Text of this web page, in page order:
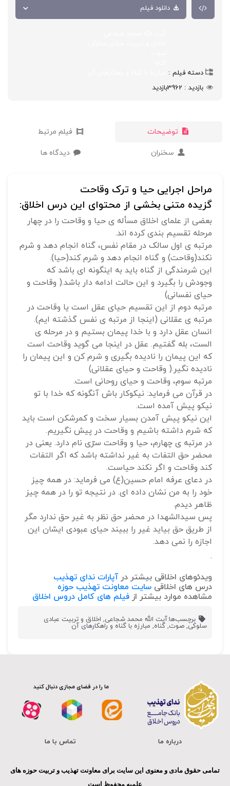
دانلود فیلم
دسته فیلم
بازدید
3962بازدید
توضیحات فیلم مرتبط
سخنران دیدگاه ها
مراحل اجرایی حیا و ترک وقاحت
گزیده متنی بخشی از محتوای این درس اخلاق:
بعضی از علمای اخلاق مسأله ی حیا و وقاحت را در چهار
مرحله تقسیم بندی کرده اند.
مرتبه ی اول سالک در مقام نفس، گناه انجام دهد و شرم
نکند(وقاحت) و گناه انجام دهد و شرم کند(حیا).
این شرمندگی از گناه باید به اینگونه ای باشد که
وجودش را بگیرد و این حالت ادامه دار باشد.( وقاحت و
حیای نفسانی)
مرتبه دوم از این تقسیم حیای عقل است یا وقاحت در
مرتبه ی عقلانی (اینجا از مرتبه ی نفس گذشته ایم).
انسان عقل دارد و با خدا پیمان بستیم و در مرحله ی
الست، بله گفتیم. عقل در اینجا می گوید وقاحت است
که این پیمان را نادیده بگیری و شرم کن و این پیمان را
نادیده نگیر.( وقاحت و حیای عقلانی)
مرتبه سوم، وقاحت و حیای روحانی است.
در قرآن می فرماید: نیکوکار باش آنگونه که خدا با تو
نیکو پیش آمده است.
این نیکو پیش آمدن بسیار سخت و کمرشکن است باید
که شرم داشته باشیم و وقاحت در پیش نگیریم.
در مرتبه ی چهارم، حیا و وقاحت سرّی نام دارد. یعنی در
محضر حق التفات به غیر نداشته باشد که اگر التفات
کند وقاحت و اگر نکند حیاست.
در دعای عرفه امام حسین(ع) می فرماید: در همه چیز
خود را به من نشان داده ای. در نتیجه تو را در همه چیز
ظاهر دیدم.
پس سیدالشهدا در محضر حق نظر به غیر حق ندارد مگر
از طریق حق بیاید غیر را ببیند حیای عبودی ایشان این
اجازه را نمی دهد.
.
ویدئوهای اخلاقی بیشتر در آپارات ندای تهذیب
درس های اخلاقی سایت معاونت تهذیب حوزه
مشاهده موارد بیشتر از فیلم های کامل دروس اخلاق
برچسب‌ها:آیت الله محمد شجاعی, اخلاق و تربیت عبادی
سلوکی, صوت, گناه, مبارزه با گناه و راهکارهای آن
ما را در فضای مجازی دنبال کنید
درباره ما تماس با ما
تمامی حقوق مادی و معنوی این سایت برای معاونت تهذیب و تربیت حوزه های
علمیه محفوظ است